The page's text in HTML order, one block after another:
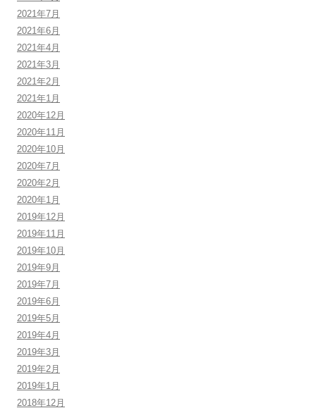
2021年7月
2021年6月
2021年4月
2021年3月
2021年2月
2021年1月
2020年12月
2020年11月
2020年10月
2020年7月
2020年2月
2020年1月
2019年12月
2019年11月
2019年10月
2019年9月
2019年7月
2019年6月
2019年5月
2019年4月
2019年3月
2019年2月
2019年1月
2018年12月